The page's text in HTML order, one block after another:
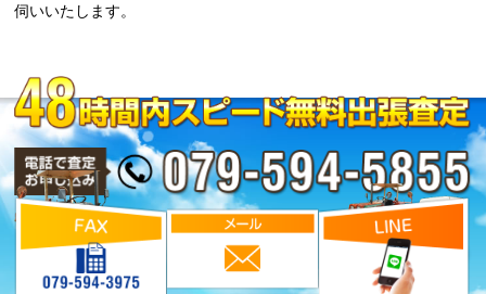
伺いいたします。